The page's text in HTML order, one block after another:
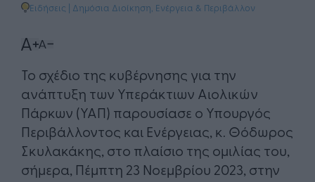
Ειδήσεις | Δημόσια Διοίκηση Ενέργεια & Περιβάλλον
Το σχέδιο της κυβέρνησης για την
ανάπτυξη των Υπεράκτιων Αιολικών
Πάρκων (ΥΑΠ) παρουσίασε ο Υπουργός
Περιβάλλοντος και Ενέργειας, κ. Θόδωρος
Σκυλακάκης, στο πλαίσιο της ομιλίας του,
σήμερα, Πέμπτη 23 Νοεμβρίου 2023, στην